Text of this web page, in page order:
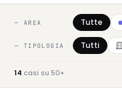
— AREA Tutte
— TIPOLOGIA Tutti
14 casi su 50+